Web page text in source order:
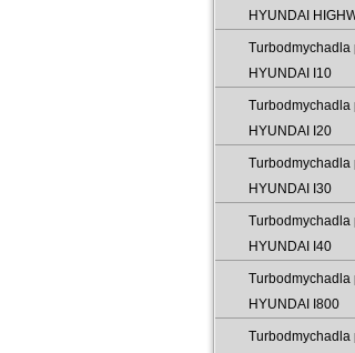
HYUNDAI
Turbodmychadla
HYUNDAI I10
Turbodmychadla
HYUNDAI I20
Turbodmychadla
HYUNDAI I30
Turbodmychadla
HYUNDAI I40
Turbodmychadla
HYUNDAI I800
Turbodmychadla